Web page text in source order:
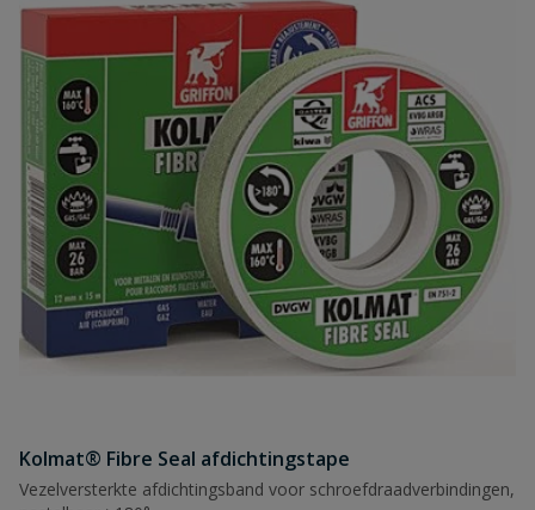
Kolmat® Fibre Seal afdichtingstape
Vezelversterkte afdichtingsband voor schroefdraadverbindingen,